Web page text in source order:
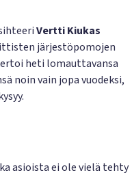
Vertti Kiukas
järjestöpomojen
heti lomauttavansa
noin vain jopa vuodeksi,
asioista ei ole vielä tehty